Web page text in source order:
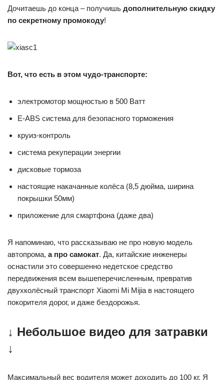
Дочитаешь до конца – получишь дополнительную скидку
по секретному промокоду!
Вот, что есть в этом чудо-транспорте:
электромотор мощностью в 500 Ватт
E-ABS система для безопасного торможения
круиз-контроль
система рекуперации энергии
дисковые тормоза
настоящие накачанные колёса (8,5 дюйма, ширина
покрышки 50мм)
приложение для смартфона (даже два)
Я напоминаю, что рассказываю не про новую модель
автопрома, а про самокат. Да, китайские инженеры
оснастили это совершенно недетское средство
передвижения всем вышеперечисленным, превратив
двухколёсный транспорт Xiaomi Mi Mijia в настоящего
покорителя дорог, и даже бездорожья.
↓ Небольшое видео для затравки
↓
Максимальный вес водителя может доходить до 100 кг. Я